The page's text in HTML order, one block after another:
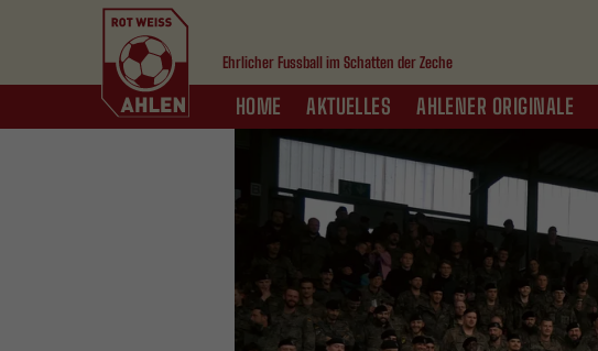
Ehrlicher Fussball im Schatten der Zeche
HOME AKTUELLES AHLENER ORIGINALE